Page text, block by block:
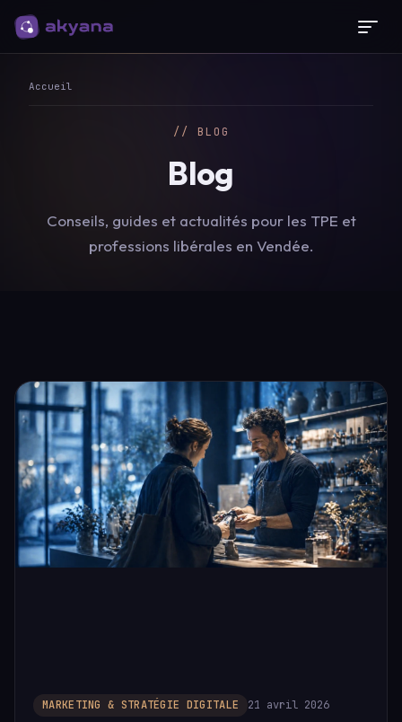
Accueil
// BLOG
Blog
Conseils, guides et actualités pour les TPE et
professions libérales en Vendée.
MARKETING & STRATÉGIE DIGITALE 21 avril 2026
Panneau de gestion des cookies